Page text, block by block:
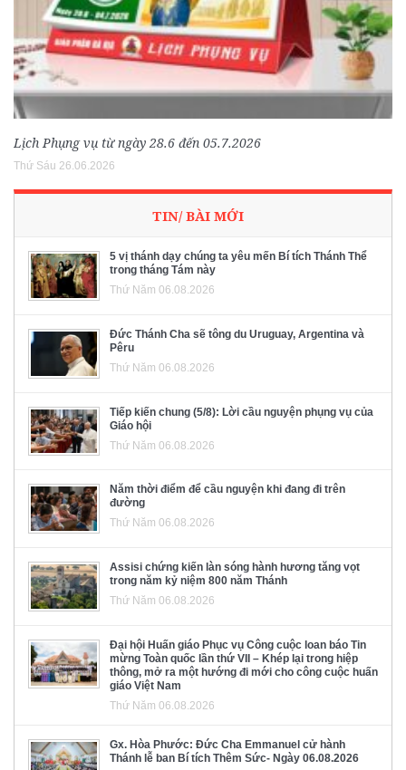
Lịch Phụng vụ từ ngày 28.6 đến 05.7.2026
Thứ Sáu 26.06.2026
TIN/ BÀI MỚI
5 vị thánh dạy chúng ta yêu mến Bí tích Thánh Thể
trong tháng Tám này
Thứ Năm 06.08.2026
Đức Thánh Cha sẽ tông du Uruguay, Argentina và
Pêru
Thứ Năm 06.08.2026
Tiếp kiến chung (5/8): Lời cầu nguyện phụng vụ của
Giáo hội
Thứ Năm 06.08.2026
Năm thời điểm để cầu nguyện khi đang đi trên
đường
Thứ Năm 06.08.2026
Assisi chứng kiến làn sóng hành hương tăng vọt
trong năm kỷ niệm 800 năm Thánh
Thứ Năm 06.08.2026
Đại hội Huấn giáo Phục vụ Công cuộc loan báo Tin
mừng Toàn quốc lần thứ VII – Khép lại trong hiệp
thông, mở ra một hướng đi mới cho công cuộc huấn
giáo Việt Nam
Thứ Năm 06.08.2026
Gx. Hòa Phước: Đức Cha Emmanuel cử hành
Thánh lễ ban Bí tích Thêm Sức- Ngày 06.08.2026